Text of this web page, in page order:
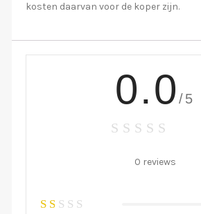
kosten daarvan voor de koper zijn.
0.0 /5
0 reviews